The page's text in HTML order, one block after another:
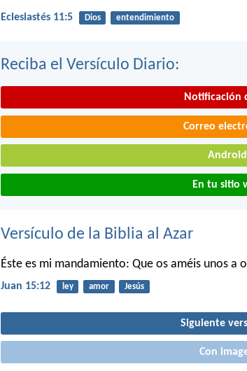
Eclesiastés 11:5 Dios entendimiento
Reciba el Versículo Diario:
Notificación
Correo
Android
En tu sitio
Versículo de la Biblia al Azar
Éste es mi mandamiento: Que os améis unos a
Juan 15:12 ley amor Jesús
Siguiente
Con